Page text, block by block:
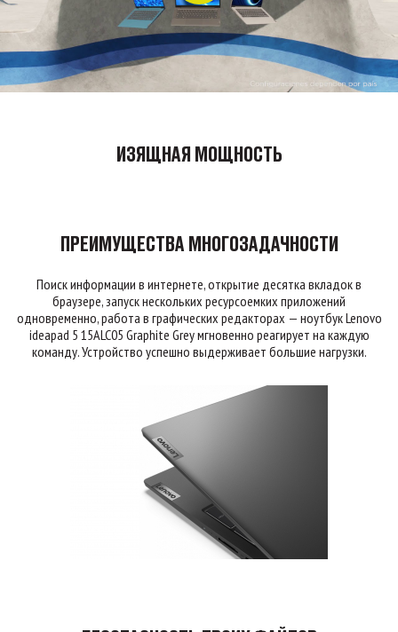
ИЗЯЩНАЯ МОЩНОСТЬ
ПРЕИМУЩЕСТВА МНОГОЗАДАЧНОСТИ
Поиск информации в интернете, открытие десятка вкладок в
браузере, запуск нескольких ресурсоемких приложений
одновременно, работа в графических редакторах — ноутбук Lenovo
ideapad 5 15ALC05 Graphite Grey мгновенно реагирует на каждую
команду. Устройство успешно выдерживает большие нагрузки.